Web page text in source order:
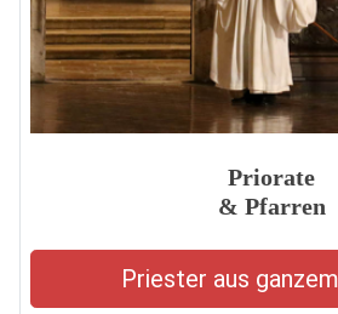
Priorate
& Pfarren
Priester aus